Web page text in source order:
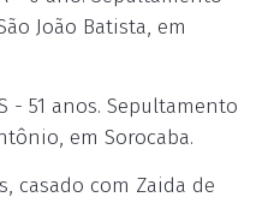
João Batista, em
- 51 anos. Sepultamento
em Sorocaba.
casado com Zaida de